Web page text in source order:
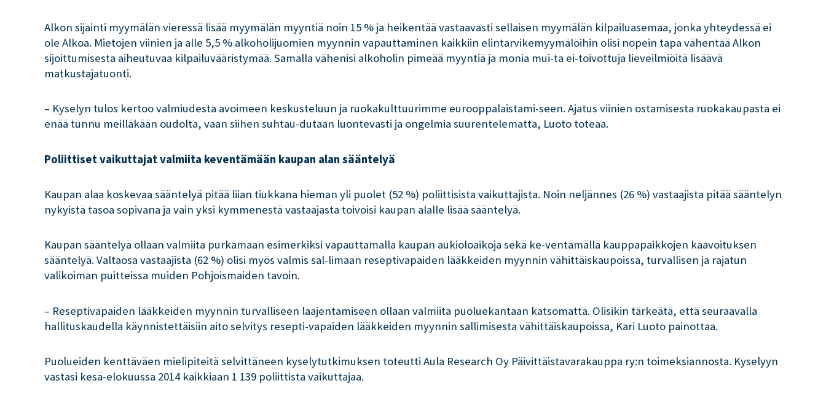
Alkon sijainti myymälän vieressä lisää myymälän myyntiä noin 15 % ja heikentää vastaavasti sellaisen myymälän kilpailuasemaa, jonka yhteydessä ei
ole Alkoa. Mietojen viinien ja alle 5,5 % alkoholijuomien myynnin vapauttaminen kaikkiin elintarvikemyymälöihin olisi nopein tapa vähentää Alkon
sijoittumisesta aiheutuvaa kilpailuvääristymää. Samalla vähenisi alkoholin pimeää myyntiä ja monia mui-ta ei-toivottuja lieveilmiöitä lisäävä
matkustajatuonti.
– Kyselyn tulos kertoo valmiudesta avoimeen keskusteluun ja ruokakulttuurimme eurooppalaistami-seen. Ajatus viinien ostamisesta ruokakaupasta ei
enää tunnu meilläkään oudolta, vaan siihen suhtau-dutaan luontevasti ja ongelmia suurentelematta, Luoto toteaa.
Poliittiset vaikuttajat valmiita keventämään kaupan alan sääntelyä
Kaupan alaa koskevaa sääntelyä pitää liian tiukkana hieman yli puolet (52 %) poliittisista vaikuttajista. Noin neljännes (26 %) vastaajista pitää sääntelyn
nykyistä tasoa sopivana ja vain yksi kymmenestä vastaajasta toivoisi kaupan alalle lisää sääntelyä.
Kaupan sääntelyä ollaan valmiita purkamaan esimerkiksi vapauttamalla kaupan aukioloaikoja sekä ke-ventämällä kauppapaikkojen kaavoituksen
sääntelyä. Valtaosa vastaajista (62 %) olisi myös valmis sal-limaan reseptivapaiden lääkkeiden myynnin vähittäiskaupoissa, turvallisen ja rajatun
valikoiman puitteissa muiden Pohjoismaiden tavoin.
– Reseptivapaiden lääkkeiden myynnin turvalliseen laajentamiseen ollaan valmiita puoluekantaan katsomatta. Olisikin tärkeätä, että seuraavalla
hallituskaudella käynnistettäisiin aito selvitys resepti-vapaiden lääkkeiden myynnin sallimisesta vähittäiskaupoissa, Kari Luoto painottaa.
Puolueiden kenttäväen mielipiteitä selvittäneen kyselytutkimuksen toteutti Aula Research Oy Päivittäistavarakauppa ry:n toimeksiannosta. Kyselyyn
vastasi kesä-elokuussa 2014 kaikkiaan 1 139 poliittista vaikuttajaa.